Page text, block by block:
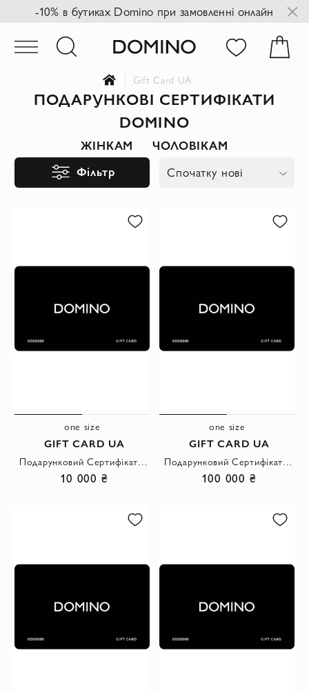
-10% в бутиках Domino при замовленні онлайн
Gift Card UA
ПОДАРУНКОВІ СЕРТИФІКАТИ
DOMINO
ЖІНКАМ
ЧОЛОВІКАМ
Фільтр
Спочатку нові
one size
GIFT CARD UA
10 000 ₴
one size
GIFT CARD UA
100 000 ₴